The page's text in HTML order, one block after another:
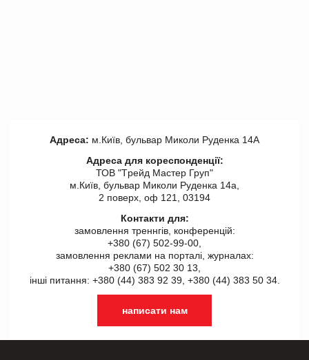
Адреса: м.Київ, бульвар Миколи Руденка 14А
Адреса для кореспонденції:
ТОВ "Tрейд Мастер Груп"
м.Київ, бульвар Миколи Руденка 14а,
2 поверх, оф 121, 03194
Контакти для:
замовлення треннгів, конференцій:
+380 (67) 502-99-00,
замовлення реклами на порталі, журналах:
+380 (67) 502 30 13,
інші питання: +380 (44) 383 92 39, +380 (44) 383 50 34.
написати нам